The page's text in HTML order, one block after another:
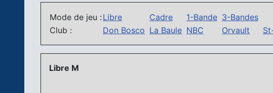
Mode de jeu : Libre Cadre 1-Bande 3-Bandes
Club :
Don Bosco La Baule NBC Orvault
Libre M